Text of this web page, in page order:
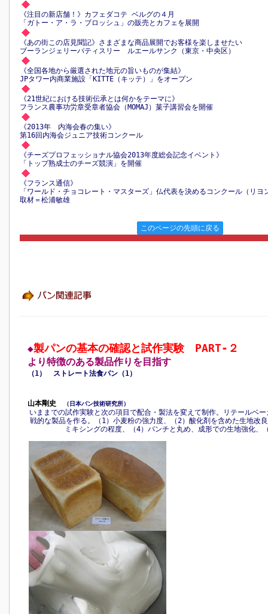
《注目の新店舗！》カフェダコテ ベルグの４月
「ガトー・ア・ラ・ブロッシュ」の販売とカフェを展開
《あの街この店見聞記》さまざまな商品展開でお客様を楽しませたい
ブーランジェリーパティスリー ルエールサンク（東京・中央区）
《全国各地から厳選された地元の旨いものが集結》
JPタワー内商業施設「KITTE（キッテ）」をオープン
《21世紀における技術伝承とは何かをテーマに》
フランス農事功労章受章者協会（MOMAJ）菓子講習会を開催
《2013年 内海会春の集い》
第16回内海会ジュニア技術コンクール
《チーズプロフェッショナル協会2013年度総会記念イベント》
「トップ熟成士のチーズ競演」を開催
《フランス通信》
「ワールド・チョコレート・マスターズ」仏代表を決めるコンクール（リヨ
取材＝松浦敏雄
このページの先頭に戻る
◆製パンの基本の確認と試作実験 PART‐２
より特徴のある製品作りを目指す
（1） ストレート法食パン（1）
山本剛史 （日本パン技術研究所）
いままでの試作実験と次の項目で配合・製法を変えて制作。リテールベ
戦的な製品を作る。（1）小麦粉の強力度、（2）酸化剤を含めた生地改
ミキシングの程度、（4）パンチと丸め、成形での生地強化、